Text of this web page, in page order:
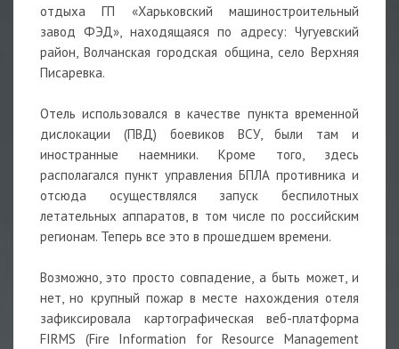
отдыха ГП «Харьковский машиностроительный
завод ФЭД», находящаяся по адресу: Чугуевский
район, Волчанская городская община, село Верхняя
Писаревка.
Отель использовался в качестве пункта временной
дислокации (ПВД) боевиков ВСУ, были там и
иностранные наемники. Кроме того, здесь
располагался пункт управления БПЛА противника и
отсюда осуществлялся запуск беспилотных
летательных аппаратов, в том числе по российским
регионам. Теперь все это в прошедшем времени.
Возможно, это просто совпадение, а быть может, и
нет, но крупный пожар в месте нахождения отеля
зафиксировала картографическая веб-платформа
FIRMS (Fire Information for Resource Management